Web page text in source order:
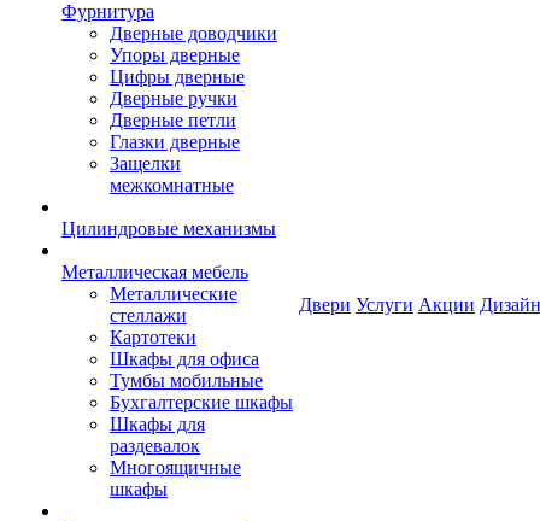
Фурнитура
Дверные доводчики
Упоры дверные
Цифры дверные
Дверные ручки
Дверные петли
Глазки дверные
Защелки
межкомнатные
Цилиндровые механизмы
Металлическая мебель
Металлические
стеллажи
Картотеки
Шкафы для офиса
Тумбы мобильные
Бухгалтерские шкафы
Шкафы для
раздевалок
Многоящичные
шкафы
Двери Услуги Акции